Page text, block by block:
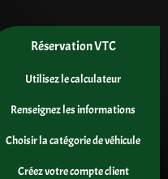
Réservation VTC
Utilisez le calculateur
Renseignez les informations
Choisir la catégorie de véhicule
Créez votre compte client